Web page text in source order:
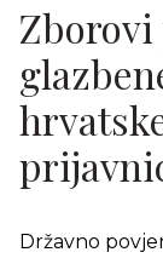
Zborovi
Državno